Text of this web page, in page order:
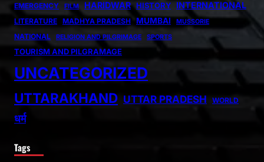
EMERGENCY FILM HARIDWAR HISTORY INTERNATIONAL
LITERATURE MADHYA PRADESH MUMBAI MUSSORIE
NATIONAL RELIGION AND PILGRIMAGE SPORTS
TOURISM AND PILGRAMAGE
UNCATEGORIZED
UTTARAKHAND UTTAR PRADESH WORLD
धर्म
Tags